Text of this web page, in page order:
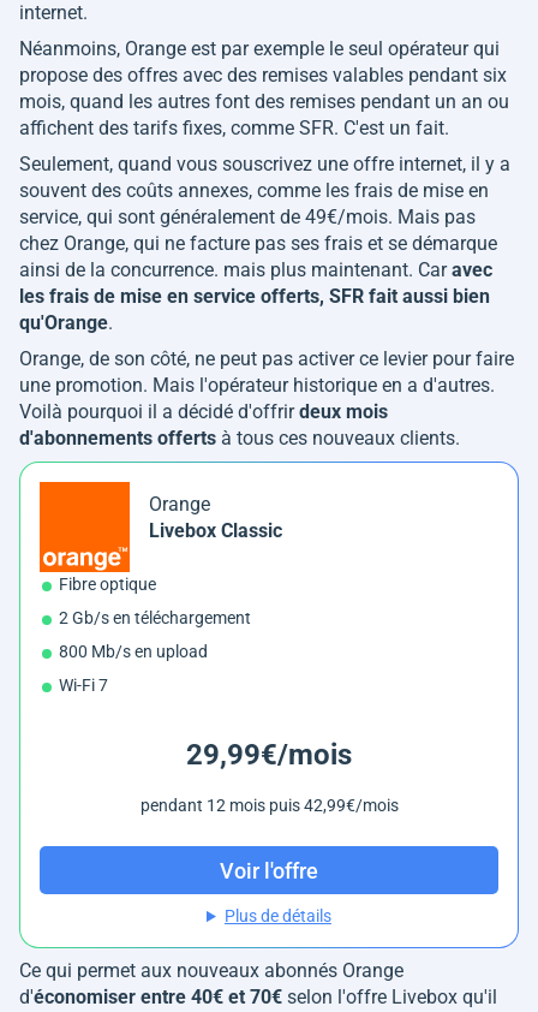
internet.
Néanmoins, Orange est par exemple le seul opérateur qui
propose des offres avec des remises valables pendant six
mois, quand les autres font des remises pendant un an ou
affichent des tarifs fixes, comme SFR. C'est un fait.
Seulement, quand vous souscrivez une offre internet, il y a
souvent des coûts annexes, comme les frais de mise en
service, qui sont généralement de 49€/mois. Mais pas
chez Orange, qui ne facture pas ses frais et se démarque
ainsi de la concurrence. mais plus maintenant. Caravec
les frais de mise en service offerts, SFR fait aussi bien
qu'Orange.
Orange, de son côté, ne peut pas activer ce levier pour faire
une promotion. Mais l'opérateur historique en a d'autres.
Voilà pourquoi il a décidé d'offrirdeux mois
d'abonnements offerts à tous ces nouveaux clients.
Orange
Livebox Classic
Fibre optique
2 Gb/s en téléchargement
800 Mb/s en upload
Wi-Fi 7
29,99€/mois
pendant 12 mois puis 42,99€/mois
Voir l'offre
Plus de détails
Ce qui permet aux nouveaux abonnés Orange
d'économiser entre 40€ et 70€ selon l'offre Livebox qu'il